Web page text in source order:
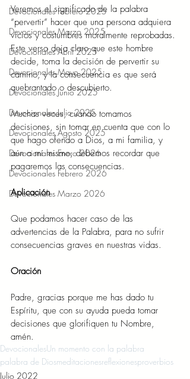
Devocionales Febrero 2025
Devocionales Marzo 2025
Devocionales Abril 2025
Devocionales Mayo 2025
Devocionales Junio 2025
Devocionales Julio 2025
Devocionales Agosto 2025
Devocionales Enero 2026
Devocionales Febrero 2026
Devocionales Marzo 2026
Veremos el significado de la palabra
“pervertir” hacer que una persona adquiera
vicios y costumbres moralmente reprobadas.
Este verso deja claro que este hombre
decide, toma la decisión de pervertir su
camino, y la consecuencia es que será
quebrantado o descubierto.
Muchas veces, cuando tomamos
decisiones, sin tomar en cuenta que con lo
que hago ofendo a Dios, a mi familia, y
aún a mí mismo, debemos recordar que
pagaremos las consecuencias.
Aplicación
Que podamos hacer caso de las
advertencias de la Palabra, para no sufrir
consecuencias graves en nuestras vidas.
Oración
Padre, gracias porque me has dado tu
Espíritu, que con su ayuda pueda tomar
decisiones que glorifiquen tu Nombre,
amén.
DevocionalesUn momento con la palabra
palabra de Diosmeditacionesreflexionesproverbios
Julio 2022